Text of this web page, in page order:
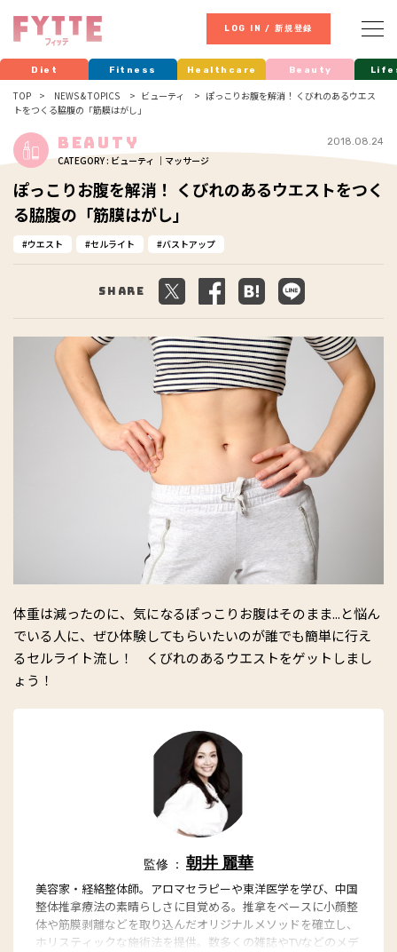
LOG IN / 新規登録
Diet Fitness Healthcare Beauty
TOP NEWS & TOPICS ビューティ
ぽっこりお腹を解消！ くびれのあるウエス
トをつくる脇腹の「筋膜はがし」
Beauty
CATEGORY : ビューティ ｜マッサージ
2018.08.24
ぽっこりお腹を解消！ くびれのあるウエストをつく
る脇腹の「筋膜はがし」
ウエスト セルライト バストアップ
Share
体重は減ったのに、気になるぽっこりお腹はそのまま...と悩ん
でいる人に、ぜひ体験してもらいたいのが誰でも簡単に行え
るセルライト流し！ くびれのあるウエストをゲットしまし
ょう！
監修 ： 朝井 麗華
美容家・経絡整体師。アロマセラピーや東洋医学を学び、中国
整体推拿療法の素晴らしさに目覚める。推拿をベースに小顔整
体や筋膜剥離などを取り込んだオリジナルメソッドを確立し、
ホリスティックな施術法を提供。数多くの雑誌やTVなどのメデ